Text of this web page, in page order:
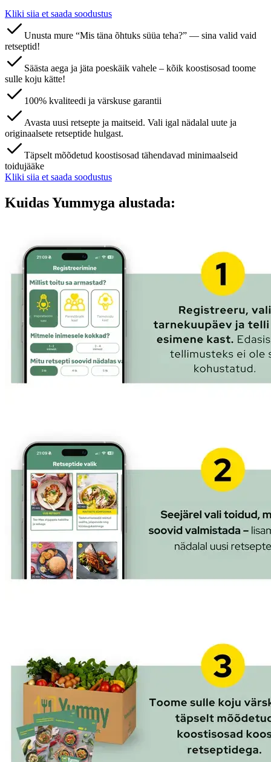
Kliki siia et saada soodustus
Unusta mure “Mis täna õhtuks süüa teha?” — sina valid vaid
retseptid!
Säästa aega ja jäta poeskäik vahele – kõik koostisosad toome
sulle koju kätte!
100% kvaliteedi ja värskuse garantii
Avasta uusi retsepte ja maitseid. Vali igal nädalal uute ja
originaalsete retseptide hulgast.
Täpselt mõõdetud koostisosad tähendavad minimaalseid
toidujääke
Kliki siia et saada soodustus
Kuidas Yummyga alustada: